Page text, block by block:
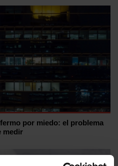
por miedo: el problema
medir